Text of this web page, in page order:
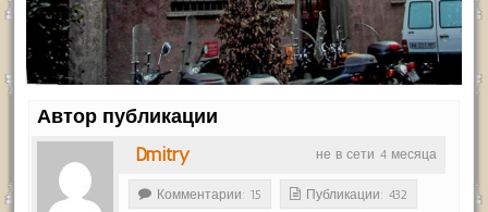
Автор публикации
не в сети 4 месяца
Dmitry
Комментарии: 15 Публикации: 432